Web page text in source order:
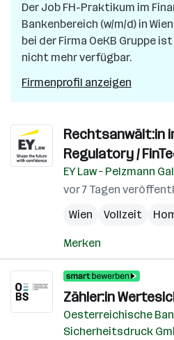
in
Der Job FH-Praktikum im
Bankenbereich (w/m/d) in
bei der Firma OeKB Gruppe ist
nicht mehr verfügbar.
Firmenprofil anzeigen
Rechtsanwält:in
Regulatory /
EY Law – Pelzmann
vor 7 Tagen
Wien
Vollzeit
Merken
Zähler:in
Oesterreichische
Sicherheitsdruck